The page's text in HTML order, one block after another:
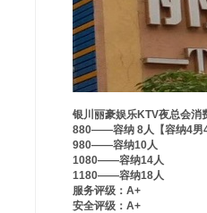
银川丽豪娱乐KTV夜总会消
880——容纳 8人【容纳4男
980——容纳10人
1080——容纳14人
1180——容纳18人
服务评级：A+
安全评级：A+